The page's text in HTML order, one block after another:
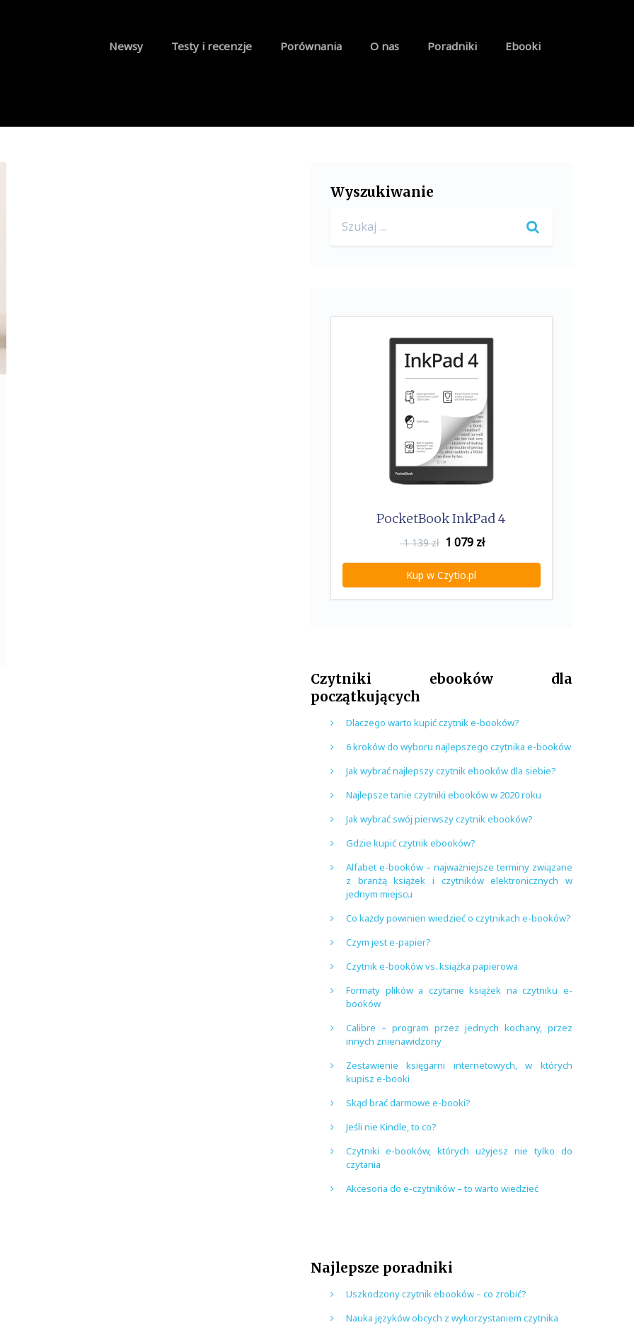
Newsy Testy i recenzje Porównania O nas Poradniki Ebooki
Wyszukiwanie
for:
PocketBook InkPad 4
1 139 zł 1 079 zł
Kup w Czytio.pl
Czytniki ebooków dla
początkujących
Dlaczego warto kupić czytnik e-booków?
6 kroków do wyboru najlepszego czytnika e-booków
Jak wybrać najlepszy czytnik ebooków dla siebie?
Najlepsze tanie czytniki ebooków w 2020 roku
Jak wybrać swój pierwszy czytnik ebooków?
Gdzie kupić czytnik ebooków?
Alfabet e-booków – najważniejsze terminy związane
z branżą książek i czytników elektronicznych w
jednym miejscu
Co każdy powinien wiedzieć o czytnikach e-booków?
Czym jest e-papier?
Czytnik e-booków vs. książka papierowa
Formaty plików a czytanie książek na czytniku e-
booków
Calibre – program przez jednych kochany, przez
innych znienawidzony
Zestawienie księgarni internetowych, w których
kupisz e-booki
Skąd brać darmowe e-booki?
Jeśli nie Kindle, to co?
Czytniki e-booków, których użyjesz nie tylko do
czytania
Akcesoria do e-czytników – to warto wiedzieć
Najlepsze poradniki
Uszkodzony czytnik ebooków – co zrobić?
Nauka języków obcych z wykorzystaniem czytnika